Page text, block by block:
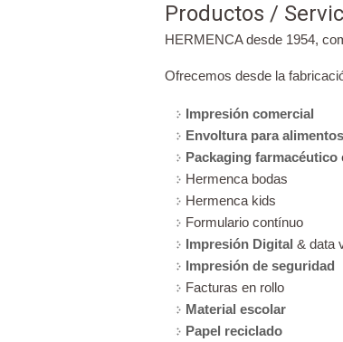
Productos /
HERMENCA desde 1954,
Ofrecemos desde la
Impresión comercial
Envoltura para alimentos
Packaging farmacéutico
Hermenca bodas
Hermenca kids
Formulario contínuo
Impresión Digital & data
Impresión de seguridad
Facturas en rollo
Material escolar
Papel reciclado